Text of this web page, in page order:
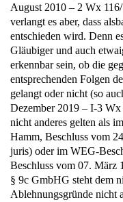
August 2010 – 2 Wx
verlangt es aber, dass
entschieden wird. Denn
Gläubiger und auch
erkennbar sein, ob die
entsprechenden Folgen
gelangt oder nicht (so
Dezember 2019 – I-3
nicht anderes gelten als
Hamm, Beschluss vom
juris) oder im WEG-
Beschluss vom 07. März
§ 9c GmbHG steht dem
Ablehnungsgründe nicht